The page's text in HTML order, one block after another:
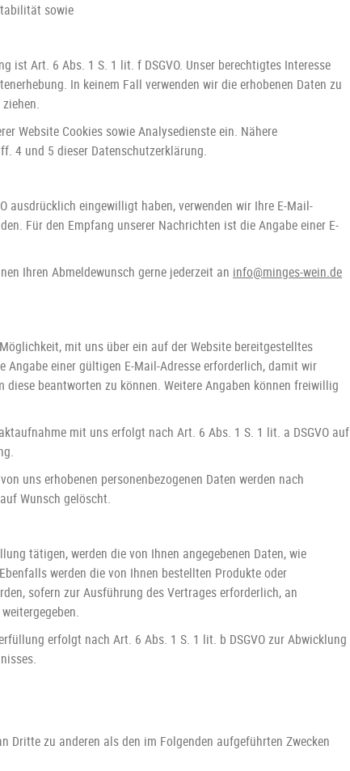
sowie
ist Art. 6 Abs. 1 S. 1 lit. f DSGVO. Unser berechtigtes Interesse
In keinem Fall verwenden wir die erhobenen Daten zu
Website Cookies sowie Analysedienste ein. Nähere
4 und 5 dieser Datenschutzerklärung.
ausdrücklich eingewilligt haben, verwenden wir Ihre E-Mail-
Für den Empfang unserer Nachrichten ist die Angabe einer E-
Ihren Abmeldewunsch gerne jederzeit an info@minges-wein.de
mit uns über ein auf der Website bereitgestelltes
einer gültigen E-Mail-Adresse erforderlich, damit wir
beantworten zu können. Weitere Angaben können freiwillig
mit uns erfolgt nach Art. 6 Abs. 1 S. 1 lit. a DSGVO auf
uns erhobenen personenbezogenen Daten werden nach
Wunsch gelöscht.
tätigen, werden die von Ihnen angegebenen Daten, wie
werden die von Ihnen bestellten Produkte oder
sofern zur Ausführung des Vertrages erforderlich, an
weitergegeben.
erfolgt nach Art. 6 Abs. 1 S. 1 lit. b DSGVO zur Abwicklung
Dritte zu anderen als den im Folgenden aufgeführten Zwecken